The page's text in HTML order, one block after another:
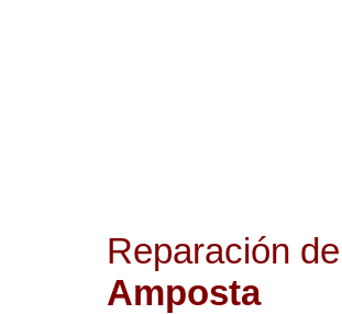
Reparación
Amposta